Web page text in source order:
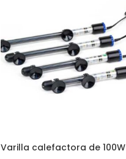
Varilla calefactora de 100W